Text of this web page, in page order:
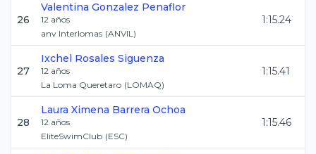
26
Valentina Gonzalez Penaflor
12 años
anv Interlomas (ANVIL)
1:15.24
27
Ixchel Rosales Siguenza
12 años
La Loma Queretaro (LOMAQ)
1:15.41
28
Laura Ximena Barrera Ochoa
12 años
EliteSwimClub (ESC)
1:15.46